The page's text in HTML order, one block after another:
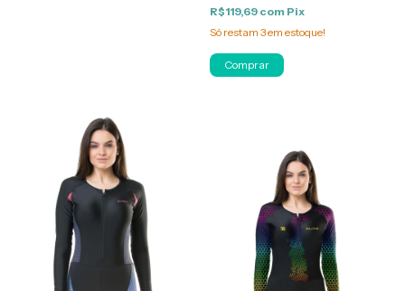
R$119,69 com Pix
Só restam 3em estoque!
Comprar